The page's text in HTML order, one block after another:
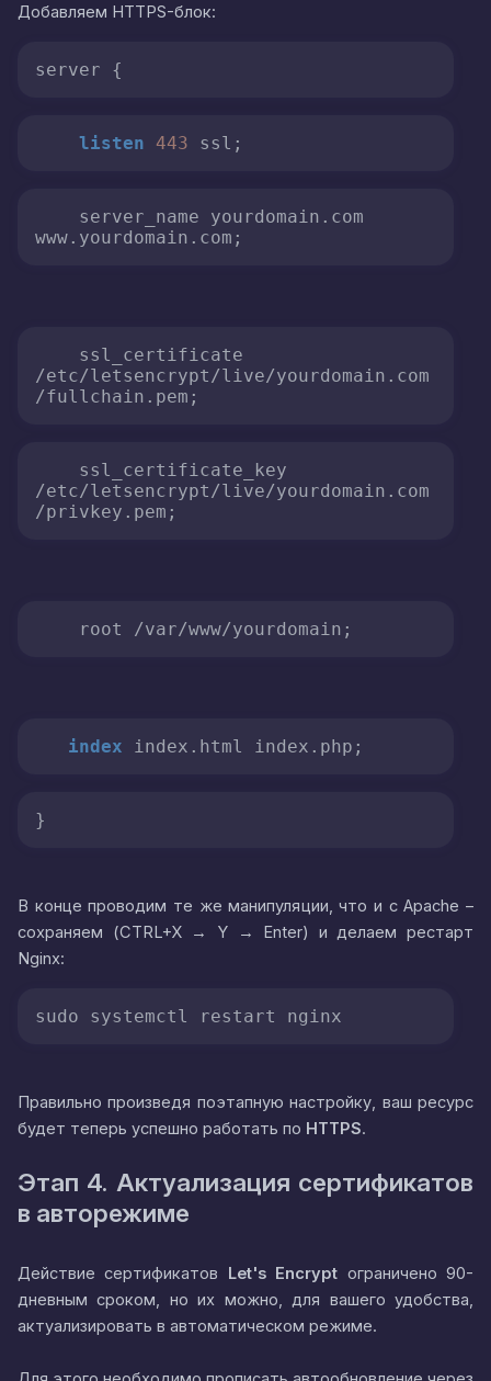
Добавляем HTTPS-блок:
server {
listen 443 ssl;
server_name yourdomain.com
www.yourdomain.com;
ssl_certificate
/etc/letsencrypt/live/yourdomain.com
/fullchain.pem;
ssl_certificate_key
/etc/letsencrypt/live/yourdomain.com
/privkey.pem;
root /var/www/yourdomain;
index index.html index.php;
}
В конце проводим те же манипуляции, что и с Apache –
сохраняем (CTRL+X → Y → Enter) и делаем рестарт
Nginx:
sudo systemctl restart nginx
Правильно произведя поэтапную настройку, ваш ресурс
будет теперь успешно работать по HTTPS.
Этап 4. Актуализация сертификатов
в авторежиме
Действие сертификатов Let's Encrypt ограничено 90-
дневным сроком, но их можно, для вашего удобства,
актуализировать в автоматическом режиме.